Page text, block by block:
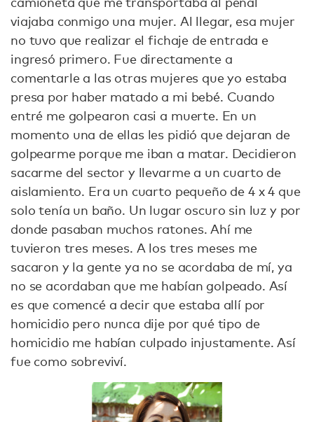
viajaba conmigo una mujer. Al llegar, esa mujer
no tuvo que realizar el fichaje de entrada e
ingresó primero. Fue directamente a
comentarle a las otras mujeres que yo estaba
presa por haber matado a mi bebé. Cuando
entré me golpearon casi a muerte. En un
momento una de ellas les pidió que dejaran de
golpearme porque me iban a matar. Decidieron
sacarme del sector y llevarme a un cuarto de
aislamiento. Era un cuarto pequeño de 4 x 4 que
solo tenía un baño. Un lugar oscuro sin luz y por
donde pasaban muchos ratones. Ahí me
tuvieron tres meses. A los tres meses me
sacaron y la gente ya no se acordaba de mí, ya
no se acordaban que me habían golpeado. Así
es que comencé a decir que estaba allí por
homicidio pero nunca dije por qué tipo de
homicidio me habían culpado injustamente. Así
fue como sobreviví.